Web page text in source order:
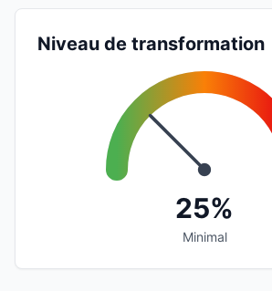
Niveau de transformation
25%
Minimal